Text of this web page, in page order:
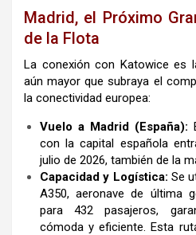
Madrid, el Próximo
de la Flota
La conexión con Katowice es
aún mayor que subraya el
la conectividad europea:
Vuelo a Madrid (España):
con la capital española
julio de 2026, también de la
Capacidad y Logística: Se
A350, aeronave de última
para432 pasajeros,
cómoda y eficiente. Esta